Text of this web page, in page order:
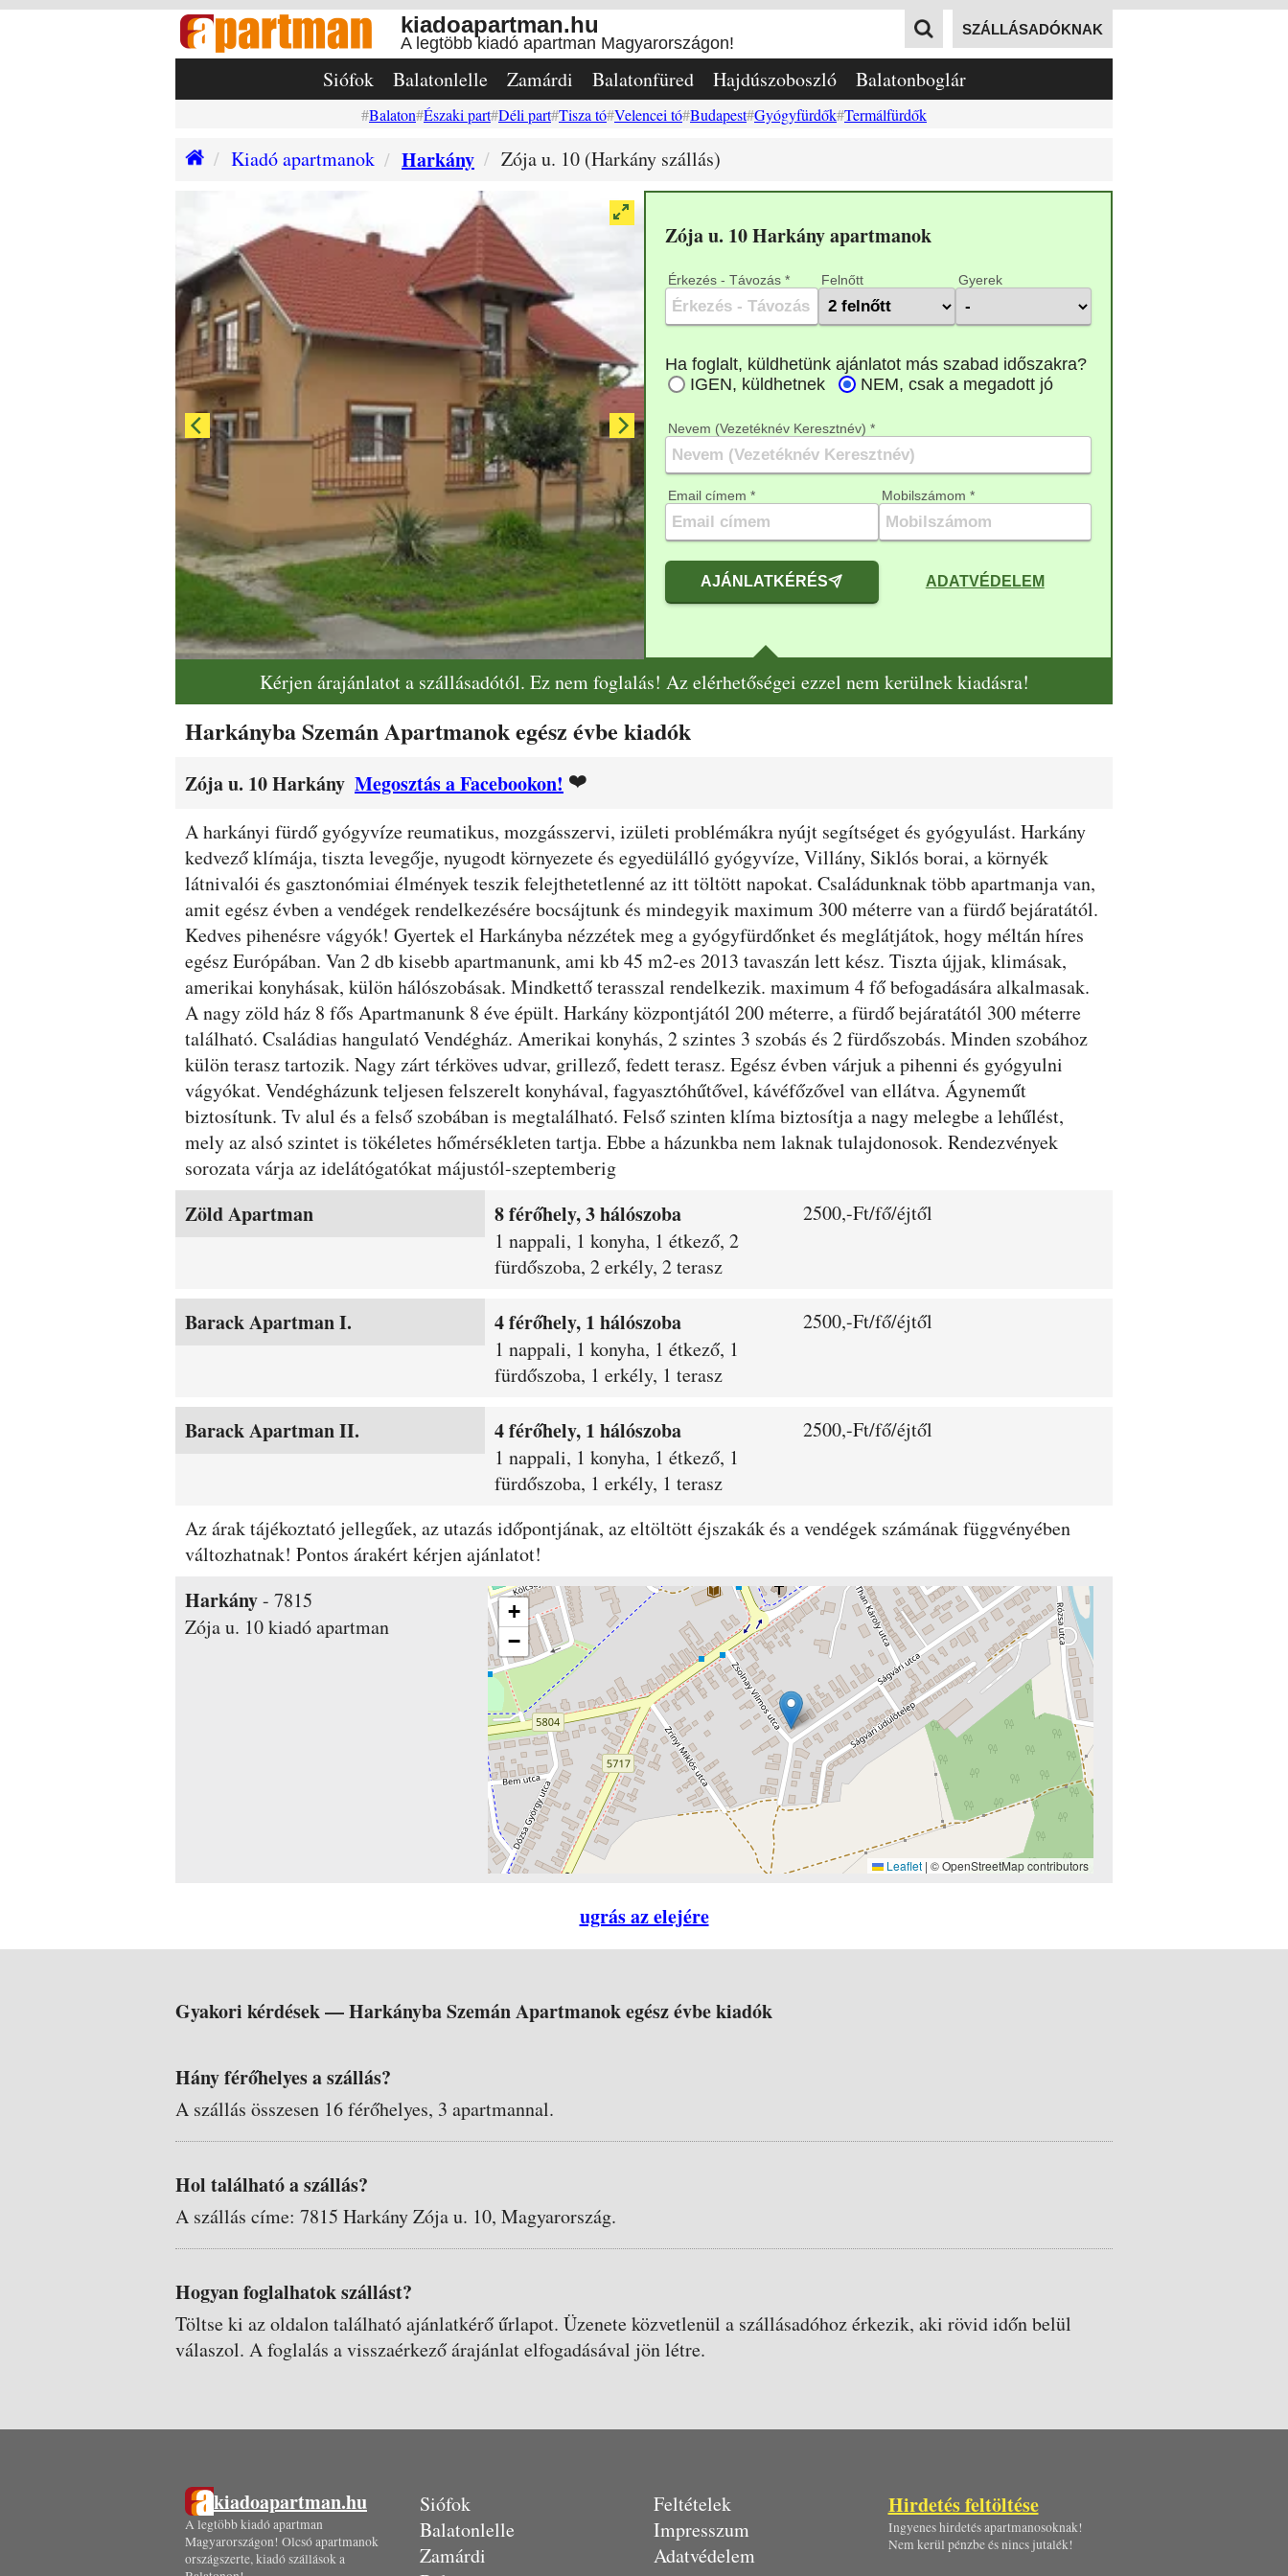
kiadoapartman.hu
A legtöbb kiadó apartman Magyarországon!
SZÁLLÁSADÓKNAK
Siófok Balatonlelle Zamárdi Balatonfüred Hajdúszoboszló Balatonboglár
Balaton Északi part Déli part Tisza tó Velencei tó Budapest Gyógyfürdők Termálfürdők
Kiadó apartmanok Harkány Zója u. 10 (Harkány szállás)
Kérjen árajánlatot a szállásadótól. Ez nem foglalás! Az elérhetőségei ezzel nem kerülnek kiadásra!
Zója u. 10 Harkány apartmanok
Érkezés - Távozás * Felnőtt Gyerek
Nevem (Vezetéknév Keresztnév) *
Email címem * Mobilszámom *
AJÁNLATKÉRÉS ADATVÉDELEM
Harkányba Szemán Apartmanok egész évbe kiadók
Zója u. 10 Harkány Megosztás a Facebookon! ❤️
Leírás
A harkányi fürdő gyógyvíze reumatikus, mozgásszervi, izületi problémákra nyújt segítséget és gyógyulást. Harkány
kedvező klímája, tiszta levegője, nyugodt környezete és egyedülálló gyógyvíze, Villány, Siklós borai, a környék
látnivalói és gasztonómiai élmények teszik felejthetetlenné az itt töltött napokat. Családunknak több apartmanja van,
amit egész évben a vendégek rendelkezésére bocsájtunk és mindegyik maximum 300 méterre van a fürdő bejáratától.
Kedves pihenésre vágyók! Gyertek el Harkányba nézzétek meg a gyógyfürdőnket és meglátjátok, hogy méltán híres
egész Európában. Van 2 db kisebb apartmanunk, ami kb 45 m2-es 2013 tavaszán lett kész. Tiszta újjak, klimásak,
amerikai konyhásak, külön hálószobásak. Mindkettő terasszal rendelkezik. maximum 4 fő befogadására alkalmasak.
A nagy zöld ház 8 fős Apartmanunk 8 éve épült. Harkány központjától 200 méterre, a fürdő bejáratától 300 méterre
található. Családias hangulató Vendégház. Amerikai konyhás, 2 szintes 3 szobás és 2 fürdőszobás. Minden szobához
külön terasz tartozik. Nagy zárt térköves udvar, grillező, fedett terasz. Egész évben várjuk a pihenni és gyógyulni
vágyókat. Vendégházunk teljesen felszerelt konyhával, fagyasztóhűtővel, kávéfőzővel van ellátva. Ágyneműt
biztosítunk. Tv alul és a felső szobában is megtalálható. Felső szinten klíma biztosítja a nagy melegbe a lehűlést,
mely az alsó szintet is tökéletes hőmérsékleten tartja. Ebbe a házunkba nem laknak tulajdonosok. Rendezvények
sorozata várja az idelátógatókat májustól-szeptemberig
Szobák és árak
Zöld Apartman 8 férőhely, 3 hálószoba
1 nappali, 1 konyha, 1 étkező, 2
fürdőszoba, 2 erkély, 2 terasz
2500,-Ft/fő/éjtől
Barack Apartman I. 4 férőhely, 1 hálószoba
1 nappali, 1 konyha, 1 étkező, 1
fürdőszoba, 1 erkély, 1 terasz
2500,-Ft/fő/éjtől
Barack Apartman II. 4 férőhely, 1 hálószoba
1 nappali, 1 konyha, 1 étkező, 1
fürdőszoba, 1 erkély, 1 terasz
2500,-Ft/fő/éjtől
Az árak tájékoztató jellegűek, az utazás időpontjának, az eltöltött éjszakák és a vendégek számának függvényében
változhatnak! Pontos árakért kérjen ajánlatot!
Harkány- 7815
Zója u. 10kiadó apartman
+
−
Leaflet | © OpenStreetMap contributors
ugrás az elejére
Gyakori kérdések —Harkányba Szemán Apartmanok egész évbe kiadók
Hány férőhelyes a szállás?
A szállás összesen 16 férőhelyes, 3 apartmannal.
Hol található a szállás?
A szállás címe: 7815 Harkány Zója u. 10, Magyarország.
Hogyan foglalhatok szállást?
Töltse ki az oldalon található ajánlatkérő űrlapot. Üzenete közvetlenül a szállásadóhoz érkezik, aki rövid időn belül
válaszol. A foglalás a visszaérkező árajánlat elfogadásával jön létre.
kiadoapartman.hu
A legtöbb kiadó apartman
Magyarországon! Olcsó apartmanok
országszerte, kiadó szállások a
Siófok
Balatonlelle
Zamárdi
Feltételek
Impresszum
Adatvédelem
Hirdetés feltöltése
Ingyenes hirdetés apartmanosoknak!
Nem kerül pénzbe és nincs jutalék!